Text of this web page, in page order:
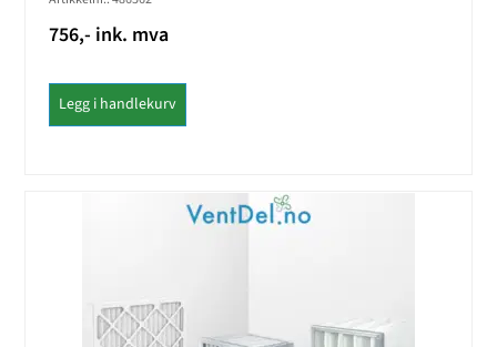
756,- ink. mva
Legg i handlekurv